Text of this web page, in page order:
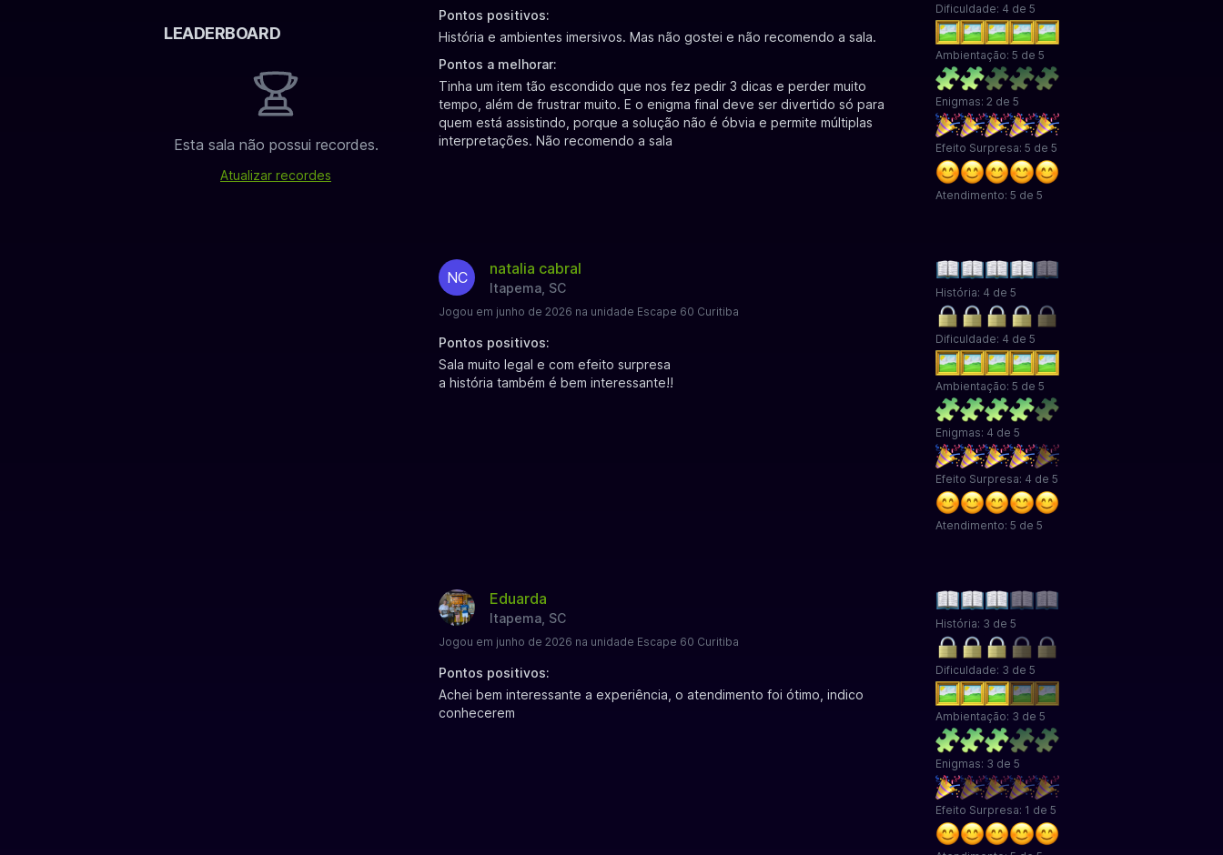
Pontos positivos:
História e ambientes imersivos. Mas não gostei e não recomendo a sala.
Pontos a melhorar:
Tinha um item tão escondido que nos fez pedir 3 dicas e perder muito
tempo, além de frustrar muito. E o enigma final deve ser divertido só para
quem está assistindo, porque a solução não é óbvia e permite múltiplas
interpretações. Não recomendo a sala
Dificuldade: 4 de 5
Ambientação: 5 de 5
Enigmas: 2 de 5
Efeito Surpresa: 5 de 5
Atendimento: 5 de 5
NC natalia cabral
Itapema, SC
Jogou em junho de 2026 na unidade Escape 60 Curitiba
Pontos positivos:
Sala muito legal e com efeito surpresa
a história também é bem interessante!!
História: 4 de 5
Dificuldade: 4 de 5
Ambientação: 5 de 5
Enigmas: 4 de 5
Efeito Surpresa: 4 de 5
Atendimento: 5 de 5
Eduarda
Itapema, SC
Jogou em junho de 2026 na unidade Escape 60 Curitiba
Pontos positivos:
Achei bem interessante a experiência, o atendimento foi ótimo, indico
conhecerem
História: 3 de 5
Dificuldade: 3 de 5
Ambientação: 3 de 5
Enigmas: 3 de 5
Efeito Surpresa: 1 de 5
LEADERBOARD
Esta sala não possui recordes.
Atualizar recordes